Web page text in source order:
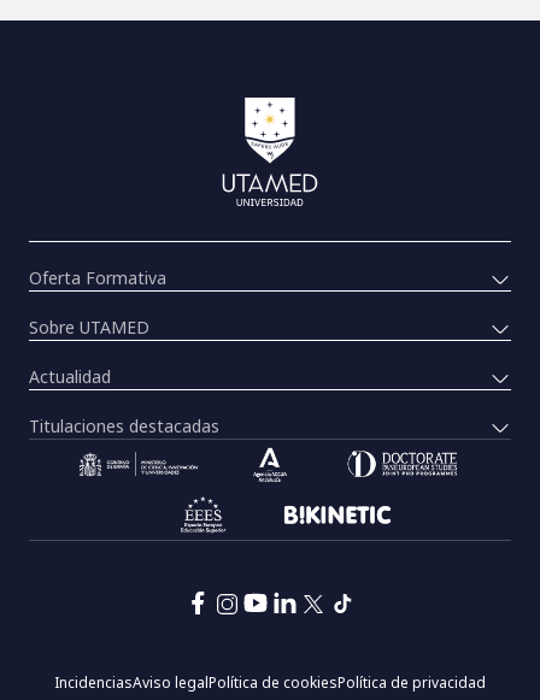
Oferta Formativa
Sobre UTAMED
Actualidad
Titulaciones destacadas
IncidenciasAviso legalPolítica de cookiesPolítica de privacidad